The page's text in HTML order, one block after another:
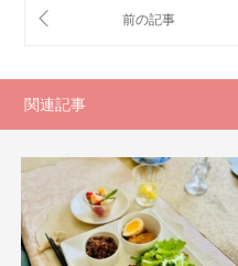
関連記事